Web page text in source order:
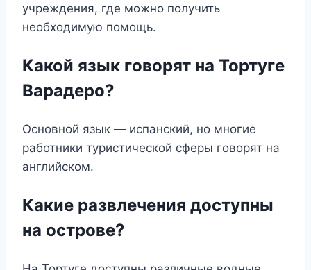
учреждения, где можно получить
необходимую помощь.
Какой язык говорят на Тортуге
Варадеро?
Основной язык — испанский, но многие
работники туристической сферы говорят на
английском.
Какие развлечения доступны
на острове?